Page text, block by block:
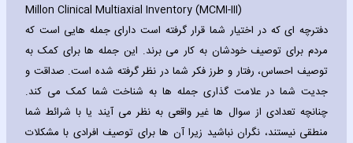
Millon Clinical Multiaxial Inventory (MCMI-III)
دفترچه ای که در اختیار شما قرار گرفته است دارای جمله هایی است که
مردم برای توصیف خودشان به کار می برند. این جمله ها برای کمک به
توصیف احساس، رفتار و طرز فکر شما در نظر گرفته شده است. صداقت و
جدیت شما در علامت گذاری جمله ها به شناخت شما کمک می کند.
چنانچه تعدادی از سوال ها غیر واقعی به نظر می آیند یا با شرائط شما
منطقی نیستند، نگران نباشید زیرا آن ها برای توصیف افرادی با مشکلات